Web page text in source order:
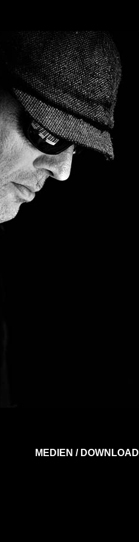
MEDIEN / DOWNLOAD